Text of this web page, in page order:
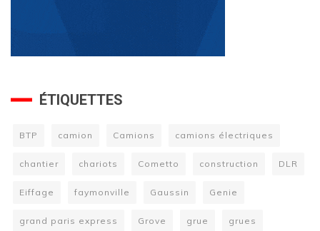
ÉTIQUETTES
BTP camion Camions camions électriques
chantier chariots Cometto construction DLR
Eiffage faymonville Gaussin Genie
grand paris express Grove grue grues